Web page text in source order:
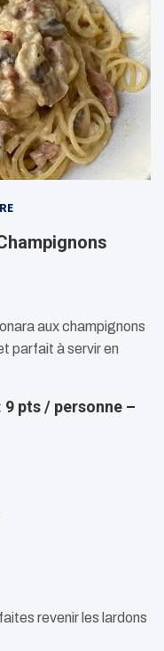
aux champignons
parfait à servir en
pts / personne –
revenir les lardons